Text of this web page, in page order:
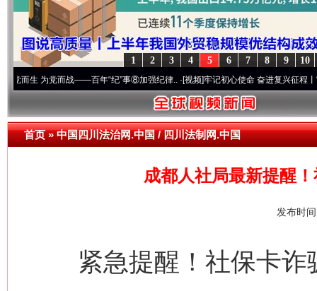
10
9
8
7
6
5
4
3
2
1
而战——百年“纪”事⑧加强纪律..·[视频]牢记初心使命 奋进复兴征程丨“转折之城”激
首页»中国四川法治网.中国 / 四川法制网.中国
成都人社局最新提醒
发布时
紧急提醒！社保卡诈